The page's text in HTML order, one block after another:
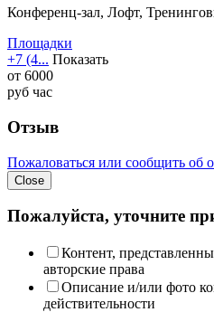
Конференц-зал, Лофт,
Площадки
+7 (4... Показать
от 6000
руб час
Отзыв
Пожаловаться или сообщить об
Close
Пожалуйста, уточните
Контент,
авторские права
Описание и/или фото
действительности